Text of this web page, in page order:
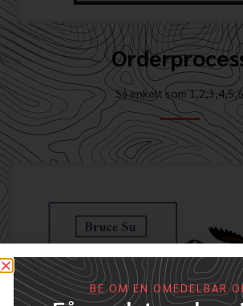
Så enkelt som 1,2,3,4,5,6
BE OM EN OMEDELBAR